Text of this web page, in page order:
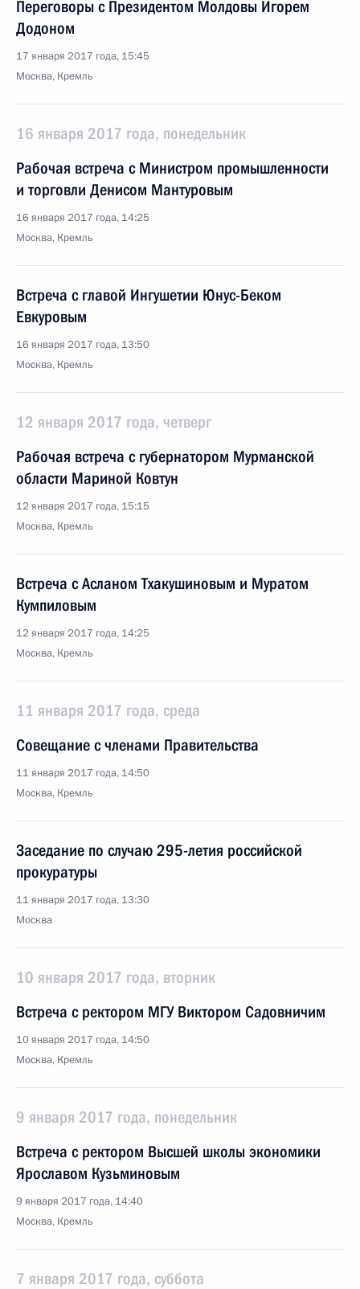
Переговоры с Президентом Молдовы Игорем
Додоном
17 января 2017 года, 15:45
Москва, Кремль
16 января 2017 года, понедельник
Рабочая встреча с Министром промышленности
и торговли Денисом Мантуровым
16 января 2017 года, 14:25
Москва, Кремль
Встреча с главой Ингушетии Юнус-Беком
Евкуровым
16 января 2017 года, 13:50
Москва, Кремль
12 января 2017 года, четверг
Рабочая встреча с губернатором Мурманской
области Мариной Ковтун
12 января 2017 года, 15:15
Москва, Кремль
Встреча с Асланом Тхакушиновым и Муратом
Кумпиловым
12 января 2017 года, 14:25
Москва, Кремль
11 января 2017 года, среда
Совещание с членами Правительства
11 января 2017 года, 14:50
Москва, Кремль
Заседание по случаю 295-летия российской
прокуратуры
11 января 2017 года, 13:30
Москва
10 января 2017 года, вторник
Встреча с ректором МГУ Виктором Садовничим
10 января 2017 года, 14:50
Москва, Кремль
9 января 2017 года, понедельник
Встреча с ректором Высшей школы экономики
Ярославом Кузьминовым
9 января 2017 года, 14:40
Москва, Кремль
7 января 2017 года, суббота